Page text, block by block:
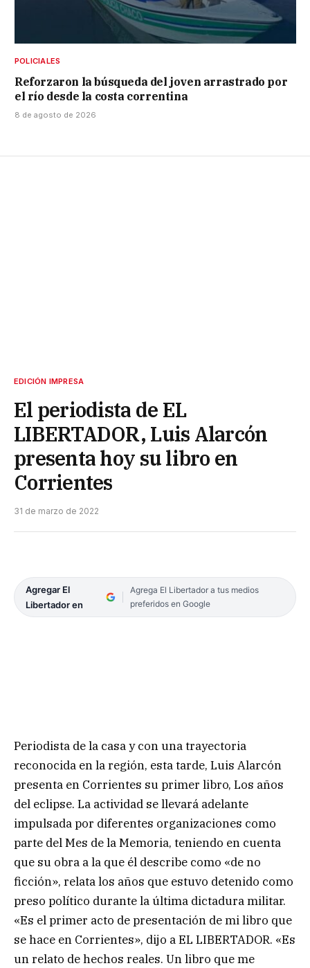
POLICIALES
Reforzaron la búsqueda del joven arrastrado por
el río desde la costa correntina
8 de agosto de 2026
EDICIÓN IMPRESA
El periodista de EL
LIBERTADOR, Luis Alarcón
presenta hoy su libro en
Corrientes
31 de marzo de 2022
Agregar El
Libertador en
Agrega El Libertador a tus medios
preferidos en Google
Periodista de la casa y con una trayectoria
reconocida en la región, esta tarde, Luis Alarcón
presenta en Corrientes su primer libro, Los años
del eclipse. La actividad se llevará adelante
impulsada por diferentes organizaciones como
parte del Mes de la Memoria, teniendo en cuenta
que su obra a la que él describe como «de no
ficción», relata los años que estuvo detenido como
preso político durante la última dictadura militar.
«Es el primer acto de presentación de mi libro que
se hace en Corrientes», dijo a EL LIBERTADOR. «Es
un relato de hechos reales. Un libro que me